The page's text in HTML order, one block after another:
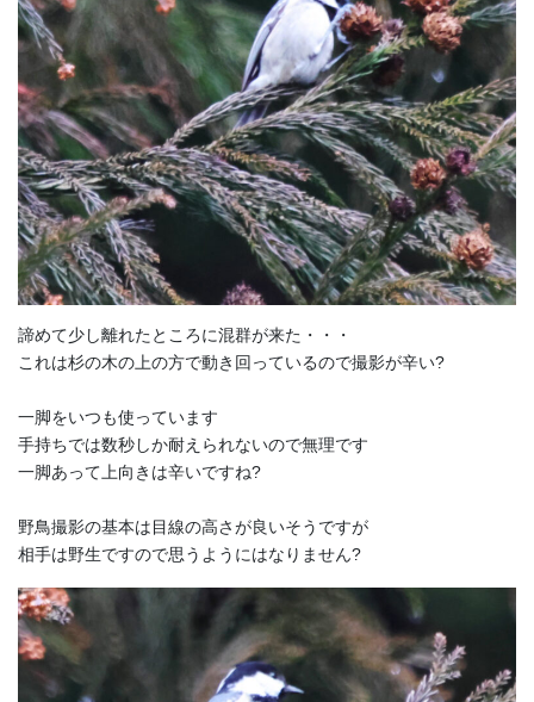
諦めて少し離れたところに混群が来た・・・
これは杉の木の上の方で動き回っているので撮影が辛い?
一脚をいつも使っています
手持ちでは数秒しか耐えられないので無理です
一脚あって上向きは辛いですね?
野鳥撮影の基本は目線の高さが良いそうですが
相手は野生ですので思うようにはなりません?